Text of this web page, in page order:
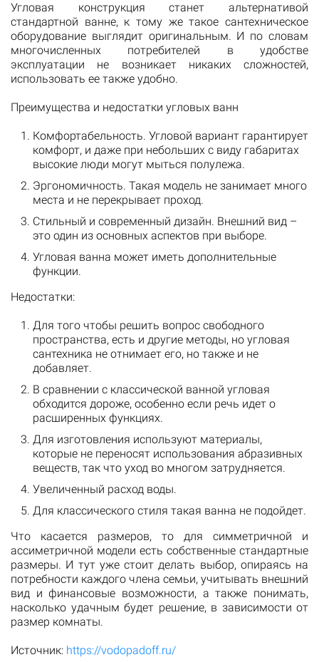
Угловая конструкция станет альтернативой
стандартной ванне, к тому же такое сантехническое
оборудование выглядит оригинальным. И по словам
многочисленных потребителей в удобстве
эксплуатации не возникает никаких сложностей,
использовать ее также удобно.
Преимущества и недостатки угловых ванн
Комфортабельность. Угловой вариант гарантирует
комфорт, и даже при небольших с виду габаритах
высокие люди могут мыться полулежа.
Эргономичность. Такая модель не занимает много
места и не перекрывает проход.
Стильный и современный дизайн. Внешний вид –
это один из основных аспектов при выборе.
Угловая ванна может иметь дополнительные
функции.
Недостатки:
Для того чтобы решить вопрос свободного
пространства, есть и другие методы, но угловая
сантехника не отнимает его, но также и не
добавляет.
В сравнении с классической ванной угловая
обходится дороже, особенно если речь идет о
расширенных функциях.
Для изготовления используют материалы,
которые не переносят использования абразивных
веществ, так что уход во многом затрудняется.
Увеличенный расход воды.
Для классического стиля такая ванна не подойдет.
Что касается размеров, то для симметричной и
ассиметричной модели есть собственные стандартные
размеры. И тут уже стоит делать выбор, опираясь на
потребности каждого члена семьи, учитывать внешний
вид и финансовые возможности, а также понимать,
насколько удачным будет решение, в зависимости от
размер комнаты.
Источник: https://vodopadoff.ru/